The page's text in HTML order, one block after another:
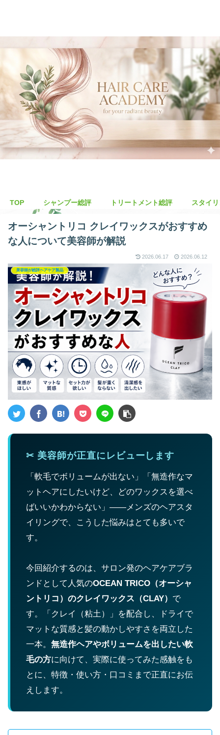
TOP シャンプー総評 トリートメント総評 スタイ
オーシャントリコ クレイワックスがおすすめ
な人について美容師が解説
2026.06.17 2026.06.12
美容師が総評ヘアケア製品
✂ 美容師が正直にレビューします
「軟毛でボリュームが出ない」「無造作なマ
ットヘアにしたいけど、どのワックスを選べ
ばいいかわからない」——メンズのヘアスタ
イリングで、こうした悩みはとても多いで
す。
今回紹介するのは、サロン発のヘアケアブラ
ンドとして人気のOCEAN TRICO（オーシャ
ントリコ）のクレイワックス（CLAY） で
す。「クレイ（粘土）」を配合し、ドライで
マットな質感と髪の動かしやすさを両立した
一本。 無造作ヘアやボリュームを出したい軟
毛の方に向けて、実際に使ってみた感触をも
とに、特徴・使い方・口コミまで正直にお伝
えします。